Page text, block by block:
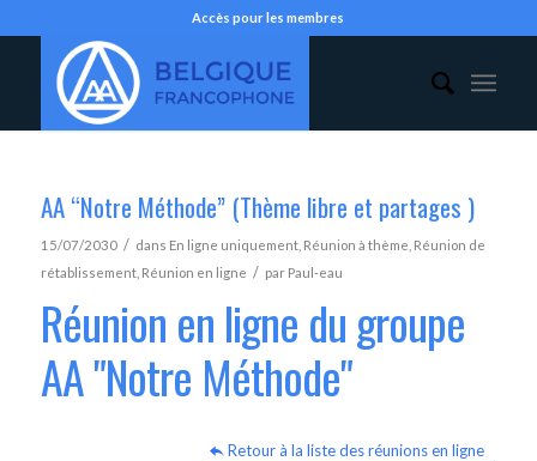
Accès pour les membres
AA “Notre Méthode” (Thème libre et partages )
15/07/2030 / dans En ligne uniquement, Réunion à thème Réunion de
rétablissement, Réunion en ligne / par Paul-eau
Réunion en ligne du groupe
AA "Notre Méthode"
Retour à la liste des réunions en ligne